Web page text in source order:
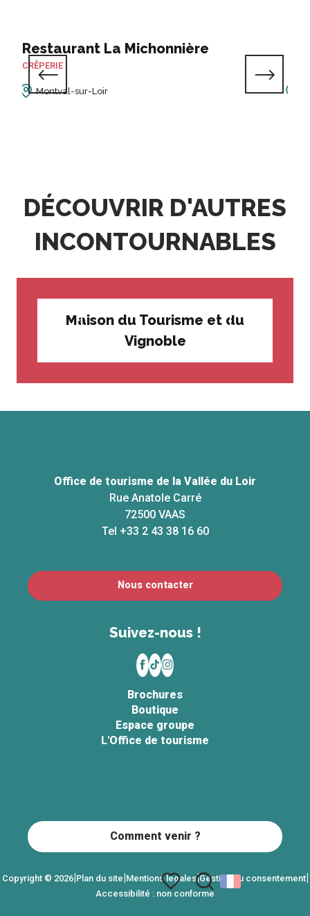
RANDONNER
Restaurant La Michonnière
CRÊPERIE
Montval-sur-Loir
DÉCOUVRIR D'AUTRES
INCONTOURNABLES
Maison du Tourisme et du
Vignoble
Office de tourisme de la Vallée du Loir
Rue Anatole Carré
72500 VAAS
Tel +33 2 43 38 16 60
Nous contacter
Suivez-nous !
Brochures
Boutique
Espace groupe
L'Office de tourisme
Copyright © 2026|Plan du site|Mentions légales|Gestion du consentement|
Accessibilité : non conforme
Comment venir ?